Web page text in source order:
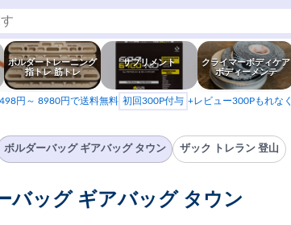
ボルダートレーニング
指トレ 筋トレ
サプリメント
クライマーボディケア
ボディーメンテ
円～ 8980円で送料無料 初回300P付与 +レビュー300Pもれなく
ボルダーバッグ ギアバッグ タウン ザック トレラン 登山
バッグ ギアバッグ タウン